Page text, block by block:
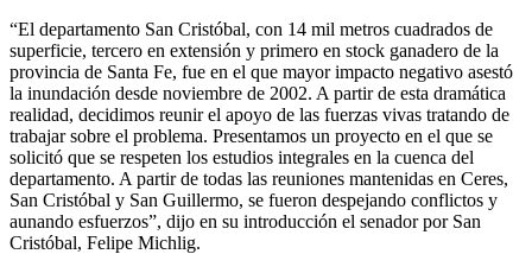
“El departamento San Cristóbal, con 14 mil metros cuadrados de
superficie, tercero en extensión y primero en stock ganadero de la
provincia de Santa Fe, fue en el que mayor impacto negativo asestó
la inundación desde noviembre de 2002. A partir de esta dramática
realidad, decidimos reunir el apoyo de las fuerzas vivas tratando de
trabajar sobre el problema. Presentamos un proyecto en el que se
solicitó que se respeten los estudios integrales en la cuenca del
departamento. A partir de todas las reuniones mantenidas en Ceres,
San Cristóbal y San Guillermo, se fueron despejando conflictos y
aunando esfuerzos”, dijo en su introducción el senador por San
Cristóbal, Felipe Michlig.